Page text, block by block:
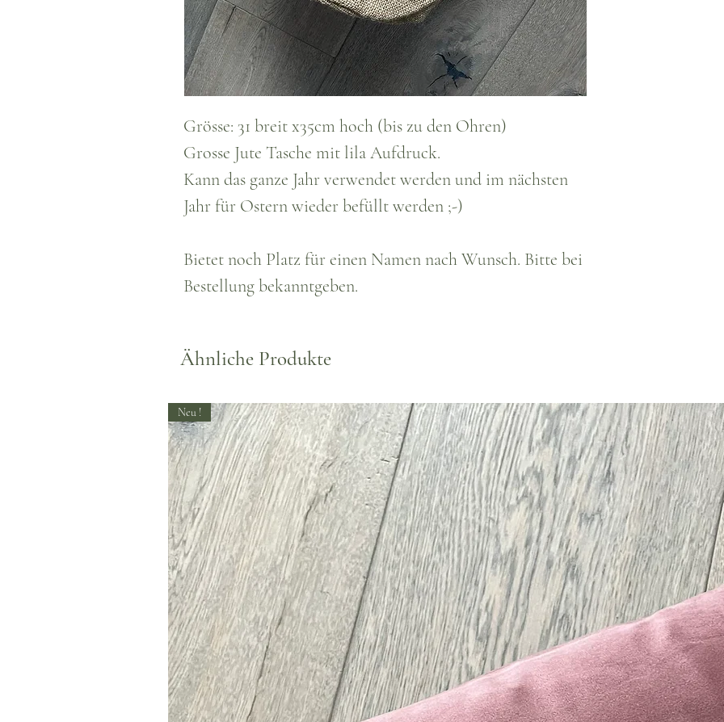
Grösse: 31 breit x35cm hoch (bis zu den Ohren)
Grosse Jute Tasche mit lila Aufdruck.
Kann das ganze Jahr verwendet werden und im nächsten
Jahr für Ostern wieder befüllt werden ;-)
Bietet noch Platz für einen Namen nach Wunsch. Bitte bei
Bestellung bekanntgeben.
Ähnliche Produkte
Neu !